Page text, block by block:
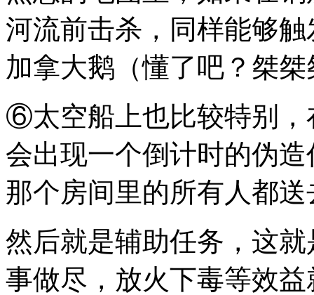
河流前击杀，同样能够
加拿大鹅（懂了吧？桀桀
⑥太空船上也比较特别，
会出现一个倒计时的伪
那个房间里的所有人都
然后就是辅助任务，这
事做尽，放火下毒等效